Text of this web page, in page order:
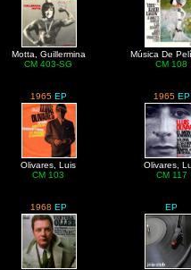
Motta, Guillermina
CM 403-SG
Música De
CM 108
1965 EP
Olivares, Luis
CM 103
1965 EP
Olivares,
CM 117
1968 EP EP